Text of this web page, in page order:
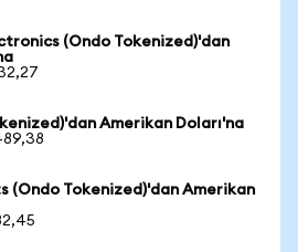
(Ondo Tokenized)'dan
Amerikan Doları'na
(Ondo Tokenized)'dan Amerikan